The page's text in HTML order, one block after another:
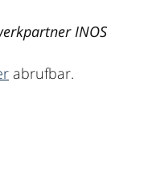
INOS
abrufbar.